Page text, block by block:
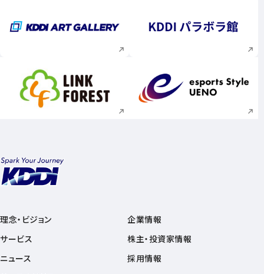
新規ウィンドウで開く 新規ウィンドウで
新規ウィンドウで開く 新規ウィンドウで
理念・ビジョン
サービス
ニュース
企業情報
株主・投資家情報
採用情報